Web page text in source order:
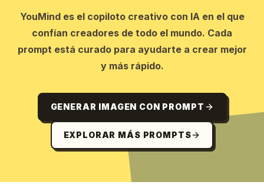
YouMind es el copiloto creativo con IA en el que
confían creadores de todo el mundo. Cada
prompt está curado para ayudarte a crear mejor
y más rápido.
GENERAR IMAGEN CON PROMPT
EXPLORAR MÁS PROMPTS